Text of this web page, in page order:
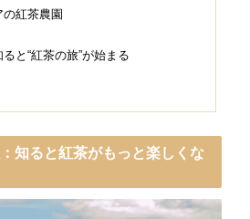
の紅茶農園
と“紅茶の旅”が始まる
知ると紅茶がもっと楽しくな